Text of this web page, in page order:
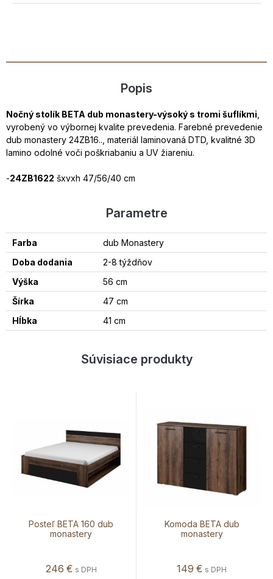
Popis
Nočný stolík BETA dub monastery-výsoký s tromi šuflíkmi
vyrobený vo výbornej kvalite prevedenia. Farebné prevedenie
dub monastery 24ZB16.., materiál laminovaná DTD, kvalitné 3D
lamino odolné voči poškriabaniu a UV žiareniu.
-24ZB1622 šxvxh 47/56/40 cm
Parametre
Farba
dub Monastery
Doba dodania
2-8 týždňov
Výška
56 cm
Šírka
47 cm
Hĺbka
41 cm
Súvisiace produkty
Posteľ BETA 160 dub
monastery
246 € s DPH
Komoda BETA dub
monastery
149 € s DPH